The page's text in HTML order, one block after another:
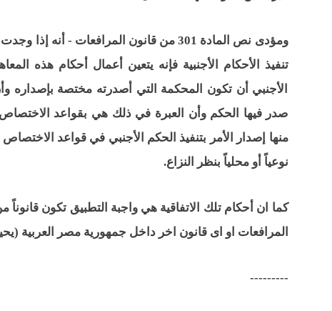
ومؤدى نص المادة 301 من قانون المرافعات
تنفيذ الأحكام الأجنبية فإنه يتعين أعمال أحكام هذه
الأجنبي أن تكون المحكمة التي أصدرته مختصة بإصداره
صدر فيها الحكم وأن العبرة في ذلك هي بقواعد
منها إصدار الأمر بتنفيذ الحكم الأجنبي في قواعد
نوعياً أو محلياً بنظر النزاع.
كما ان أحكام تلك الاتفاقية هي واجبة التطبيق تكون
المرافعات او اى قانون اخر داخل جمهورية مصر العربية
---------